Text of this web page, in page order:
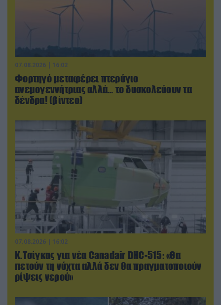
07.08.2026 | 16:02
Φορτηγό μεταφέρει πτερύγιο
ανεμογεννήτριας αλλά… το δυσκολεύουν τα
δένδρα! (βίντεο)
07.08.2026 | 16:02
Κ.Τσίγκας για νέα Canadair DHC-515: «Θα
πετούν τη νύχτα αλλά δεν θα πραγματοποιούν
ρίψεις νερού»